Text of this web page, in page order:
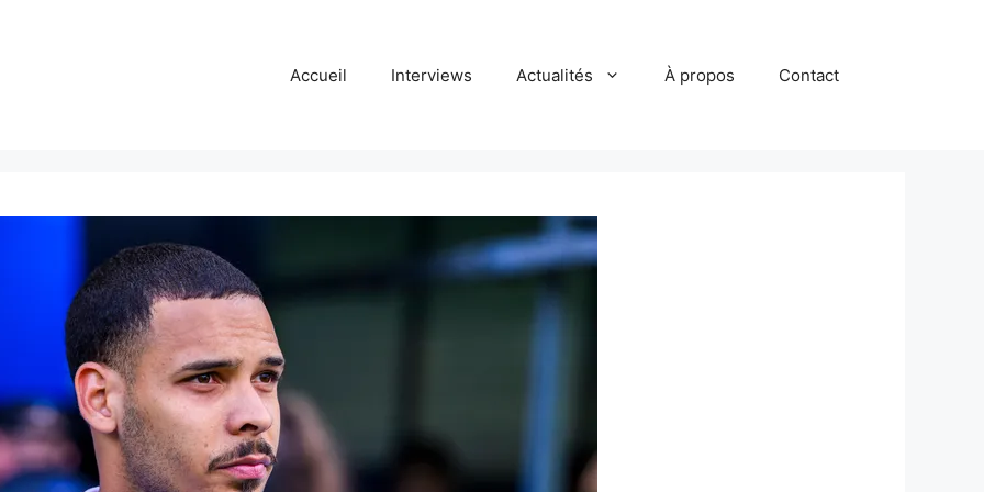
Accueil Interviews Actualités À propos Contact